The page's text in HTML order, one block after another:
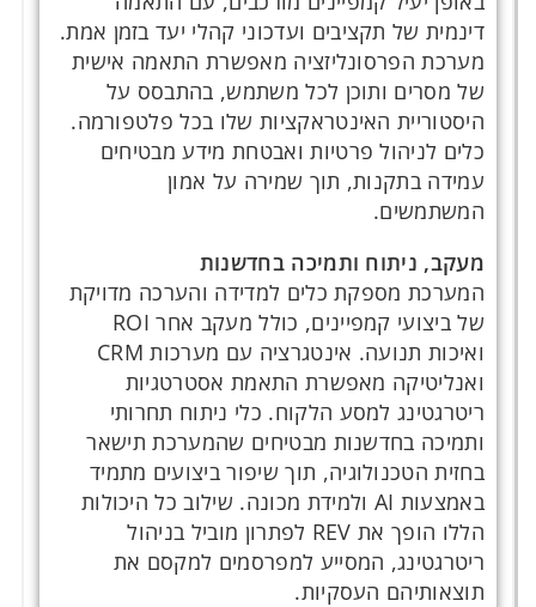
דינמית של תקציבים ועדכוני קהלי יעד בזמן אמת.
מערכת הפרסונליזציה מאפשרת התאמה אישית
של מסרים ותוכן לכל משתמש, בהתבסס על
היסטוריית האינטראקציות שלו בכל פלטפורמה.
כלים לניהול פרטיות ואבטחת מידע מבטיחים
עמידה בתקנות, תוך שמירה על אמון
המשתמשים.
מעקב, ניתוח ותמיכה בחדשנות
המערכת מספקת כלים למדידה והערכה מדויקת
של ביצועי קמפיינים, כולל מעקב אחר ROI
ואיכות תנועה. אינטגרציה עם מערכות CRM
ואנליטיקה מאפשרת התאמת אסטרטגיות
ריטרגטינג למסע הלקוח. כלי ניתוח תחרותי
ותמיכה בחדשנות מבטיחים שהמערכת תישאר
בחזית הטכנולוגיה, תוך שיפור ביצועים מתמיד
באמצעות AI ולמידת מכונה. שילוב כל היכולות
הללו הופך את REV לפתרון מוביל בניהול
ריטרגטינג, המסייע למפרסמים למקסם את
תוצאותיהם העסקיות.